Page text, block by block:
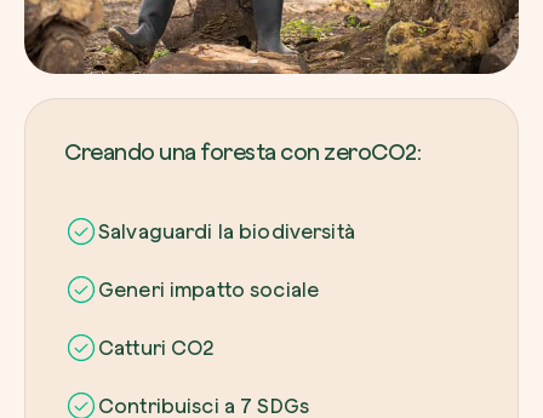
Creando una foresta con zeroCO2:
Salvaguardi la biodiversità
Generi impatto sociale
Catturi CO2
Contribuisci a 7 SDGs